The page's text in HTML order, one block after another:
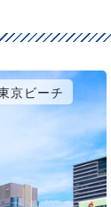
京ビーチ